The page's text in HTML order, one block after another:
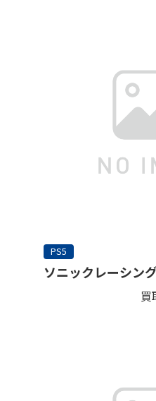
PS5
ソニックレーシン
買